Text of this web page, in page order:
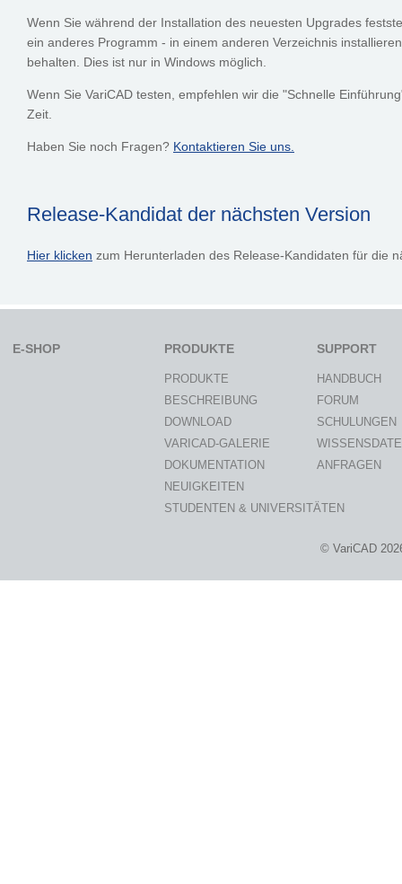
Wenn Sie während der Installation des neuesten Upgrades
ein anderes Programm - in einem anderen Verzeichnis
behalten. Dies ist nur in Windows möglich.
Wenn Sie VariCAD testen, empfehlen wir die "Schnelle
Zeit.
Haben Sie noch Fragen? Kontaktieren Sie uns.
Release-Kandidat der nächsten Version
Hier klicken zum Herunterladen des Release-Kandidaten für die
E-SHOP PRODUKTE
PRODUKTE
BESCHREIBUNG
DOWNLOAD
VARICAD-GALERIE
DOKUMENTATION
NEUIGKEITEN
STUDENTEN & UNIVERSITÄTEN
SUPPORT
HANDBUCH
FORUM
SCHULUNGEN
ANFRAGEN
© VariCAD